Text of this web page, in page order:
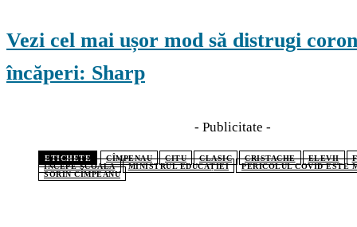
Vezi cel mai ușor mod să distrugi
încăperi: Sharp
- Publicitate -
ETICHETE CÎMPENAU CITU CLASIC CRISTACHE ELEVII
INCEPE SCOALA
MINISTRUL EDUCAȚIEI
PERICOLUL COVID ESTE
SORIN CÎMPEANU